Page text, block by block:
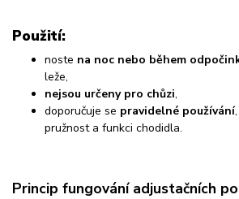
Použití:
noste na noc nebo během
leže,
nejsou určeny pro chůzi,
doporučuje se pravidelné používání
pružnost a funkci chodidla.
Princip fungování adjustačních